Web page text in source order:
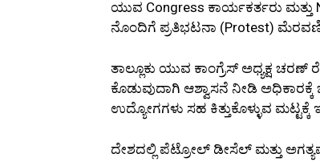
ಯುವ Congress ಕಾರ್ಯಕರ್ತರು
ನೊಂದಿಗೆ ಪ್ರತಿಭಟನಾ (Protest)
ತಾಲ್ಲೂಕು ಯುವ ಕಾಂಗ್ರೆಸ್ ಅಧ್ಯಕ್ಷ
ಕೊಡುವುದಾಗಿ ಆಶ್ವಾಸನೆ ನೀಡಿ
ಉದ್ಯೋಗಗಳು ಸಹ ಕಿತ್ತುಕೊಳ್ಳುವ
ದೇಶದಲ್ಲಿ ಪೆಟ್ರೋಲ್ ಡೀಸೆಲ್ ಮತ್ತು